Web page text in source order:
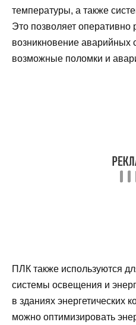
температуры, а также
Это позволяет оперативно
возникновение аварийных
возможные поломки и
ПЛК также используются
системы освещения и
в зданиях
можно оптимизировать